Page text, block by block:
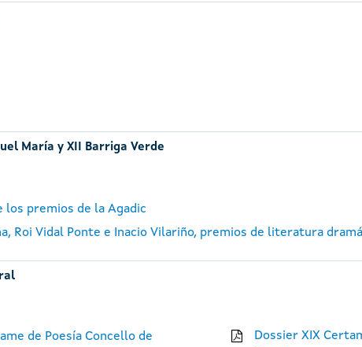
María y XII Barriga Verde
los premios de la Agadic
Roi Vidal Ponte e Inacio Vilariño, premios de literatura
de Poesía Concello de
Dossier XIX